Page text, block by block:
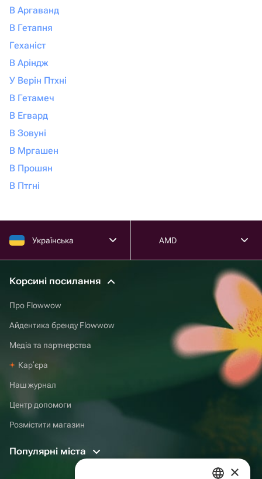
В Аргаванд
В Гетапня
Геханіст
В Аріндж
У Верін Птхні
В Гетамеч
В Егвард
В Зовуні
В Мргашен
В Прошян
В Птгні
Українська AMD
Корсині посилання
Про Flowwow
Айдентика бренду Flowwow
Медіа та партнерства
Карʼєра
Наш журнал
Центр допомоги
Розмістити магазин
Популярні міста
×